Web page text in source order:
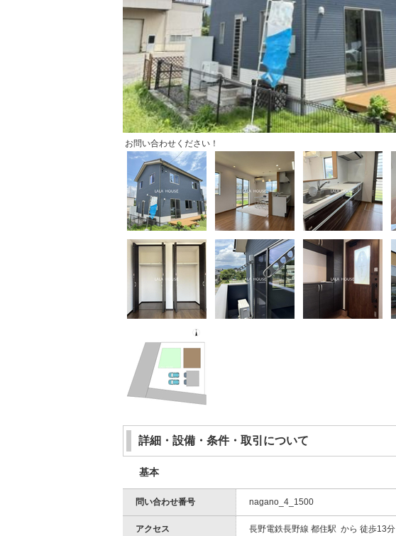
お問い合わせください！
詳細・設備・条件・取引について
基本
問い合わせ番号 nagano_4_1500
アクセス 長野電鉄長野線 都住駅 から 徒歩13分